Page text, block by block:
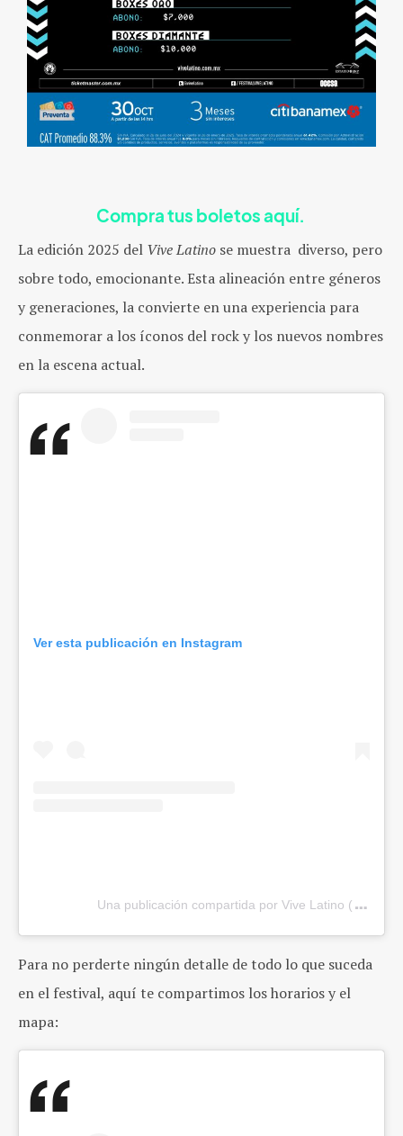
Compra tus boletos aquí.
La edición 2025 del Vive Latino se muestra diverso, pero
sobre todo, emocionante. Esta alineación entre géneros
y generaciones, la convierte en una experiencia para
conmemorar a los íconos del rock y los nuevos nombres
en la escena actual.
Ver esta publicación en Instagram
Una publicación compartida por Vive Latino
Para no perderte ningún detalle de todo lo que suceda
en el festival, aquí te compartimos los horarios y el
mapa: